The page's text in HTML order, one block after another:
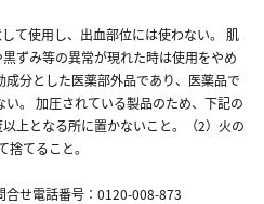
て使用し、出血部位には使わない。 肌
ずみ等の異常が現れた時は使用をやめ
分とした医薬部外品であり、医薬品で
。 加圧されている製品のため、下記の
上となる所に置かないこと。（2）火の
てること。
合せ電話番号：0120-008-873